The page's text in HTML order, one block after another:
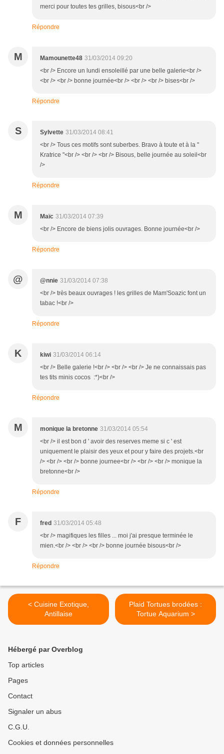
merci pour toutes tes grilles, bisous<br />
Répondre
M Mamounette48 31/03/2014 09:20
<br /> Encore un lundi ensoleillé par une belle galerie<br />
<br /> <br /> bonne journée<br /> <br /> <br /> bises<br />
Répondre
S Sylvette 31/03/2014 08:41
<br /> Tous ces motifs sont suberbes. Bravo à toute et à la "
Kratrice "<br /> <br /> <br /> Bisous, belle journée au soleil<br
/>
Répondre
M Maïc 31/03/2014 07:39
<br /> Encore de biens jolis ouvrages. Bonne journée<br />
Répondre
@ @nnie 31/03/2014 07:38
<br /> très beaux ouvrages ! les grilles de Mam'Soazic font un
tabac !<br />
Répondre
K kiwi 31/03/2014 06:14
<br /> Belle galerie !<br /> <br /> <br /> Je ne connaissais pas
tes tits minis cocos :*)<br />
Répondre
M monique la bretonne 31/03/2014 05:54
<br /> il est bon d ' avoir des reserves meme si c ' est
uniquement le plaisir des yeux et pour y faire des projets.<br
/> <br /> <br /> bonne journee<br /> <br /> <br /> monique la
bretonne<br />
Répondre
F fred 31/03/2014 05:48
<br /> magifiques les filles ... moi j'ai presque terminée le
mien.<br /> <br /> <br /> bonne journée bisous<br />
Répondre
< Cuisine Exotique,
Antillaise
Plaid Tortues brodées :
Tortue Aquarium >
Hébergé par Overblog
Top articles
Pages
Contact
Signaler un abus
C.G.U.
Cookies et données personnelles